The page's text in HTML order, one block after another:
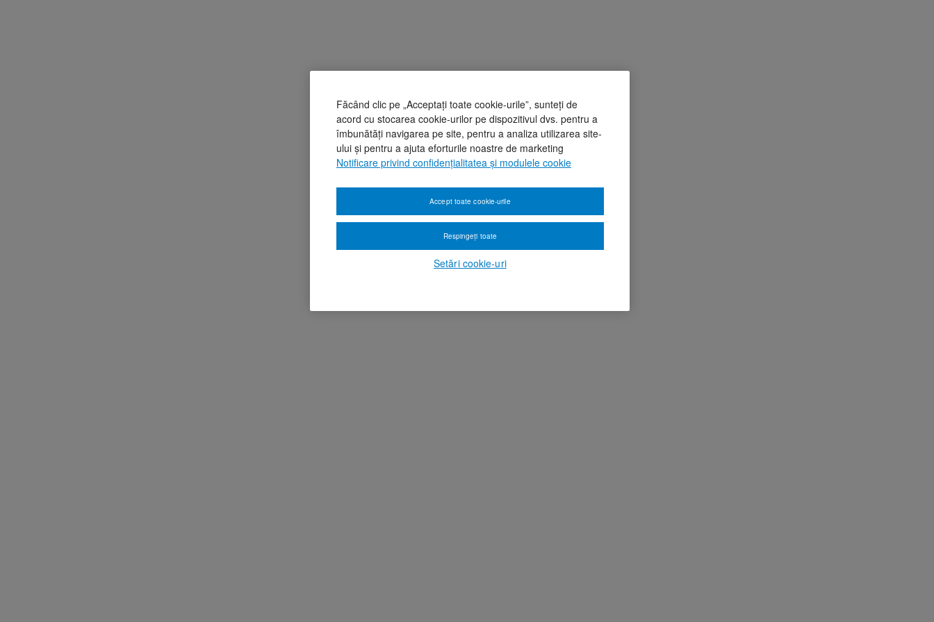
Făcând clic pe „Acceptați toate cookie-urile”, sunteți de
acord cu stocarea cookie-urilor pe dispozitivul dvs. pentru a
îmbunătăți navigarea pe site, pentru a analiza utilizarea site-
ului și pentru a ajuta eforturile noastre de marketing
Notificare privind confidențialitatea și modulele cookie
Setări cookie-uri
Respingeți toate
Accept toate cookie-urile